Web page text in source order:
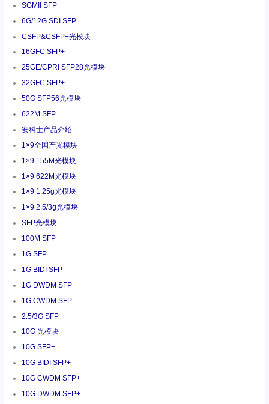
SGMII SFP
6G/12G SDI SFP
CSFP&CSFP+光模块
16GFC SFP+
25GE/CPRI SFP28光模块
32GFC SFP+
50G SFP56光模块
622M SFP
安科士产品介绍
1×9全国产光模块
1×9 155M光模块
1×9 622M光模块
1×9 1.25g光模块
1×9 2.5/3g光模块
SFP光模块
100M SFP
1G SFP
1G BIDI SFP
1G DWDM SFP
1G CWDM SFP
2.5/3G SFP
10G 光模块
10G SFP+
10G BIDI SFP+
10G CWDM SFP+
10G DWDM SFP+